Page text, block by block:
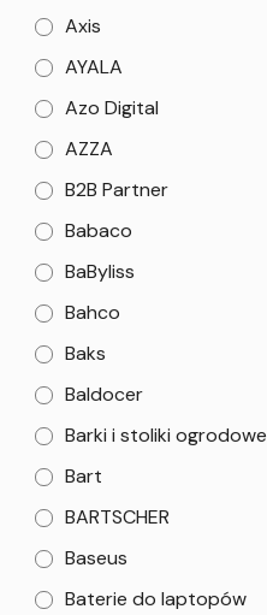
Axis
AYALA
Azo Digital
AZZA
B2B Partner
Babaco
BaByliss
Bahco
Baks
Baldocer
Barki i stoliki ogrodowe
Bart
BARTSCHER
Baseus
Baterie do laptopów